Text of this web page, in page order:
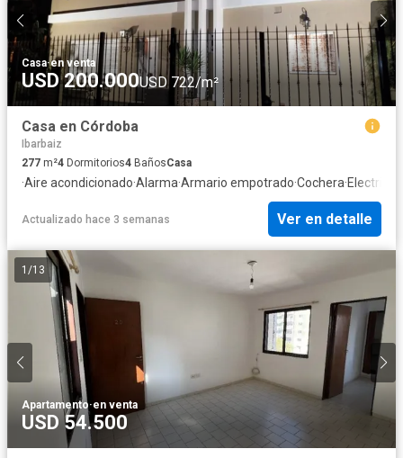
Casa·en venta
USD 200.000USD 722/m²
Casa en Córdoba
Ibarbaiz
277 m²4 Dormitorios4 BañosCasa
·Aire acondicionado·Alarma·Armario empotrado·Cochera·
Actualizado hace 3 semanas Ver en detalle
1 /13
Apartamento·en venta
USD 54.500